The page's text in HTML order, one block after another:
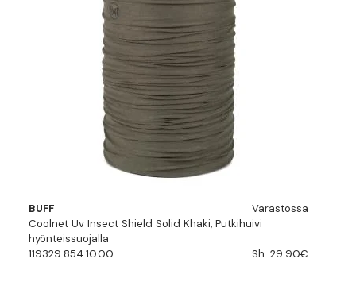
BUFF
Varastossa
Coolnet Uv Insect Shield Solid Khaki, Putkihuivi
hyönteissuojalla
119329.854.10.00
Sh. 29.90€